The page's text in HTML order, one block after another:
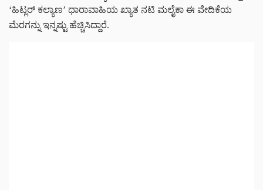
‘ಹಿಟ್ಲರ್ ಕಲ್ಯಾಣ’ ಧಾರಾವಾಹಿಯ ಖ್ಯಾತ ನಟಿ ಮಲೈಕಾ ಈ ವೇದಿಕೆಯ
ಮೆರಗನ್ನು ಇನ್ನಷ್ಟು ಹೆಚ್ಚಿಸಿದ್ದಾರೆ.